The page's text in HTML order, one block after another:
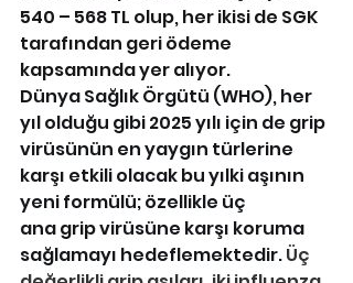
540 – 568 TL olup, her ikisi de SGK
tarafından geri ödeme
kapsamında yer alıyor.
Dünya Sağlık Örgütü (WHO), her
yıl olduğu gibi 2025 yılı için de grip
virüsünün en yaygın türlerine
karşı etkili olacak bu yılki aşının
yeni formülü; özellikle üç
ana grip virüsüne karşı koruma
sağlamayı hedeflemektedir. Üç